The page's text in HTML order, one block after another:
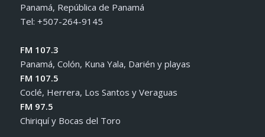
Panamá, República de Panamá
Tel: +507-264-9145
FM 107.3
Panamá, Colón, Kuna Yala, Darién y playas
FM 107.5
Coclé, Herrera, Los Santos y Veraguas
FM 97.5
Chiriquí y Bocas del Toro